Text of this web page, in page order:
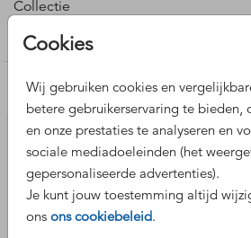
Cookies
Wij gebruiken cookies en
betere gebruikerservaring te bieden,
en onze prestaties te analyseren en
sociale mediadoeleinden (het
gepersonaliseerde advertenties).
Je kunt jouw toestemming altijd
ons ons cookiebeleid.
Collectie
Trouwkaarten maken
Nog meer leuke ontwerpen